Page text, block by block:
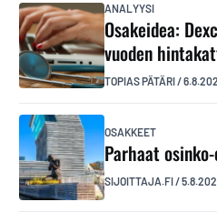
ANALYYSI
Osakeidea:
vuoden
TOPIAS PÄTÄRI/
OSAKKEET
Parhaat
SIJOITTAJA.FI/